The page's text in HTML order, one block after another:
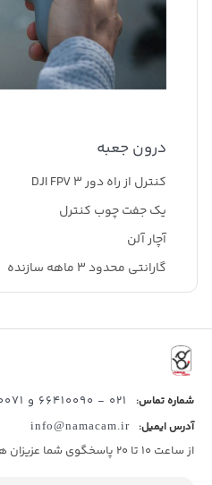
درون جعبه
کنترل از راه دور DJI FPV 3
یک جفت چوب کنترل
آچار آلن
گارانتی محدود 3 ماهه سازنده
شماره تماس: 021 - 66410090 و 66700071
آدرس ایمیل: info@namacam.ir
از ساعت 10 تا 20 پاسخگوی شما عزیزان هستیم